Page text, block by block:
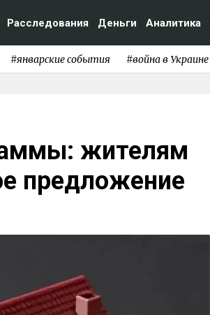
Расследования Деньги Аналитика
#январские события #война в Украине
жителям
предложение